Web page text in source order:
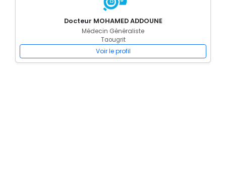
Docteur MOHAMED ADDOUNE
Médecin Généraliste
Taougrit
Voir le profil